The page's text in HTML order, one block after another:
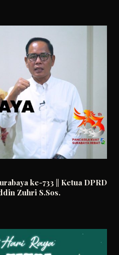
ke-733 || Ketua DPRD
Zuhri S.Sos.